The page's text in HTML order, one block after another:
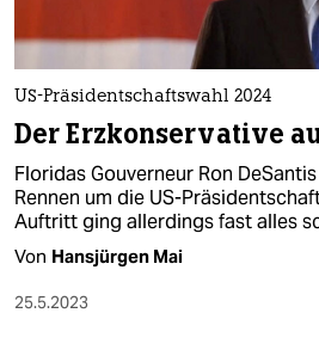
US-Präsidentschaftswahl 2024
Der Erzkonservative
Floridas Gouverneur Ron
Rennen um die US-
Auftritt ging allerdings fast alles
Von Hansjürgen Mai
25.5.2023